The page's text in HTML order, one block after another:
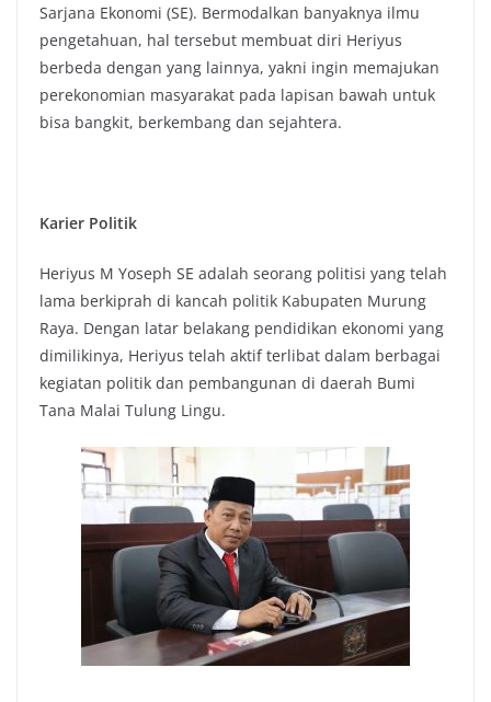
Sarjana Ekonomi (SE). Bermodalkan banyaknya ilmu
pengetahuan, hal tersebut membuat diri Heriyus
berbeda dengan yang lainnya, yakni ingin memajukan
perekonomian masyarakat pada lapisan bawah untuk
bisa bangkit, berkembang dan sejahtera.
Karier Politik
Heriyus M Yoseph SE adalah seorang politisi yang telah
lama berkiprah di kancah politik Kabupaten Murung
Raya. Dengan latar belakang pendidikan ekonomi yang
dimilikinya, Heriyus telah aktif terlibat dalam berbagai
kegiatan politik dan pembangunan di daerah Bumi
Tana Malai Tulung Lingu.